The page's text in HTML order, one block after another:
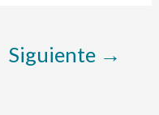
Siguiente →